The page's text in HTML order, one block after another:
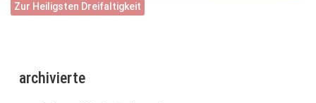
Zur Heiligsten Dreifaltigkeit
archivierte